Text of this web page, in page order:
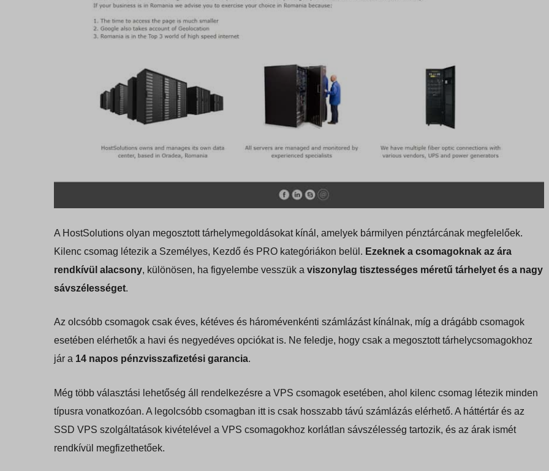
A HostSolutions olyan megosztott tárhelymegoldásokat kínál, amelyek bármilyen pénztárcának megfelelőek.
Kilenc csomag létezik a Személyes, Kezdő és PRO kategóriákon belül. Ezeknek a csomagoknak az ára
rendkívül alacsony, különösen, ha figyelembe vesszük a viszonylag tisztességes méretű tárhelyet és a nagy
sávszélességet.
Az olcsóbb csomagok csak éves, kétéves és háromévenkénti számlázást kínálnak, míg a drágább csomagok
esetében elérhetők a havi és negyedéves opciókat is. Ne feledje, hogy csak a megosztott tárhelycsomagokhoz
jár a 14 napos pénzvisszafizetési garancia.
Még több választási lehetőség áll rendelkezésre a VPS csomagok esetében, ahol kilenc csomag létezik minden
típusra vonatkozóan. A legolcsóbb csomagban itt is csak hosszabb távú számlázás elérhető. A háttértár és az
SSD VPS szolgáltatások kivételével a VPS csomagokhoz korlátlan sávszélesség tartozik, és az árak ismét
rendkívül megfizethetőek.